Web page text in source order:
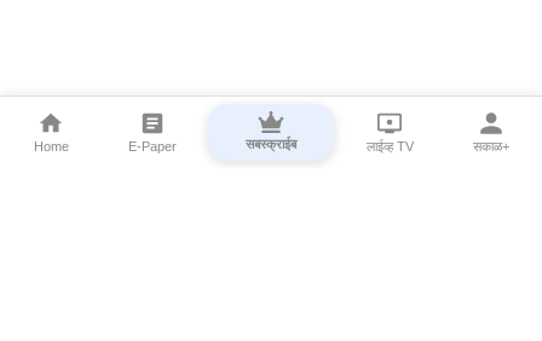
Home E-Paper सबस्क्राईब लाईव्ह TV सकाळ+